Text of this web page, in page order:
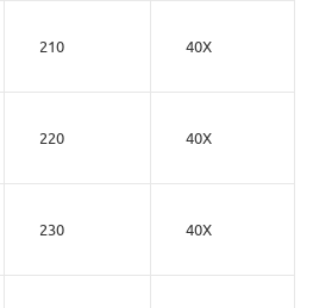
210 40Х
220 40Х
230 40Х